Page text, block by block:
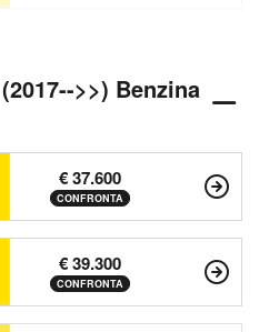
>>) Benzina
€ 37.600
CONFRONTA
€ 39.300
CONFRONTA